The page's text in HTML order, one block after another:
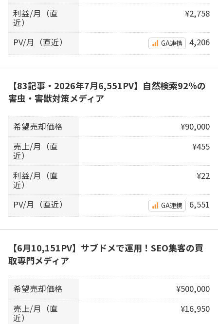
利益/月（直
近）
¥2,758
PV/月（直近） GA連携 4,206
【83記事・2026年7月6,551PV】自然検索92％の
害虫・害獣対策メディア
希望売却価格
¥90,000
売上/月（直
近）
¥455
利益/月（直
近）
¥22
PV/月（直近） GA連携 6,551
【6月10,151PV】サブドメで運用！SEO集客の買
取専門メディア
希望売却価格
¥500,000
売上/月（直
近）
¥16,950